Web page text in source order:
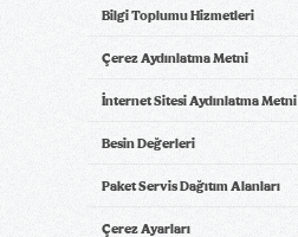
Bilgi Toplumu Hizmetleri
Çerez Aydınlatma Metni
İnternet Sitesi Aydınlatma Metni
Besin Değerleri
Paket Servis Dağıtım Alanları
Çerez Ayarları